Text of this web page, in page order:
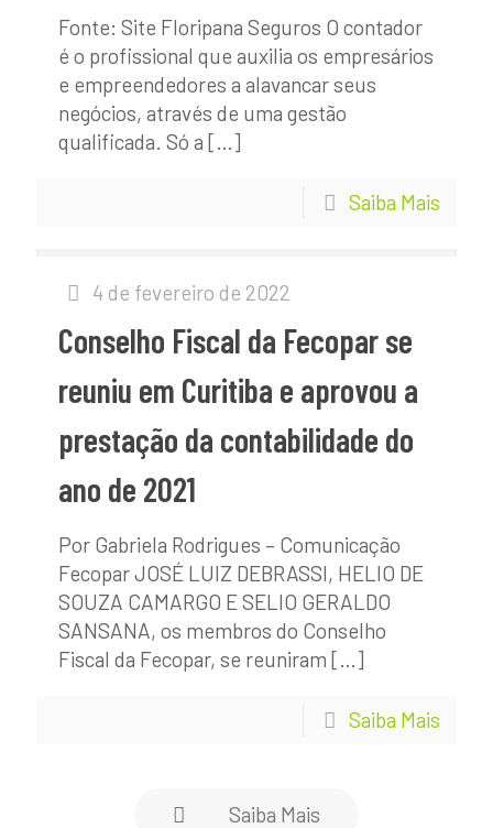
Fonte: Site Floripana Seguros O contador
é o profissional que auxilia os empresários
e empreendedores a alavancar seus
negócios, através de uma gestão
qualificada. Só a […]
Saiba Mais
4 de fevereiro de 2022
Conselho Fiscal da Fecopar se
reuniu em Curitiba e aprovou a
prestação da contabilidade do
ano de 2021
Por Gabriela Rodrigues – Comunicação
Fecopar JOSÉ LUIZ DEBRASSI, HELIO DE
SOUZA CAMARGO E SELIO GERALDO
SANSANA, os membros do Conselho
Fiscal da Fecopar, se reuniram […]
Saiba Mais
Saiba Mais